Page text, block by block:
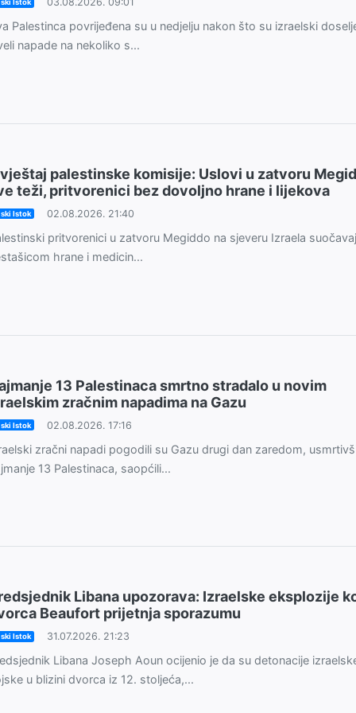
Istok
Palestinca povrijeđena su u nedjelju nakon što su izraelski
napade na nekoliko s...
palestinske komisije: Uslovi u zatvoru
teži, pritvorenici bez dovoljno hrane i lijekova
Istok 02.08.2026. 21:40
pritvorenici u zatvoru Megiddo na sjeveru Izraela
hrane i medicin...
13 Palestinaca smrtno stradalo u novim
zračnim napadima na Gazu
Istok 02.08.2026. 17:16
zračni napadi pogodili su Gazu drugi dan zaredom,
13 Palestinaca, saopćili...
Libana upozorava: Izraelske eksplozije
Beaufort prijetnja sporazumu
Istok 31.07.2026. 21:23
Libana Joseph Aoun ocijenio je da su detonacije
u blizini dvorca iz 12. stoljeća,...